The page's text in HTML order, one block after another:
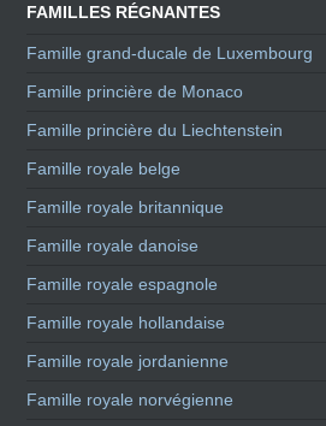
FAMILLES RÉGNANTES
Famille grand-ducale de Luxembourg
Famille princière de Monaco
Famille princière du Liechtenstein
Famille royale belge
Famille royale britannique
Famille royale danoise
Famille royale espagnole
Famille royale hollandaise
Famille royale jordanienne
Famille royale norvégienne